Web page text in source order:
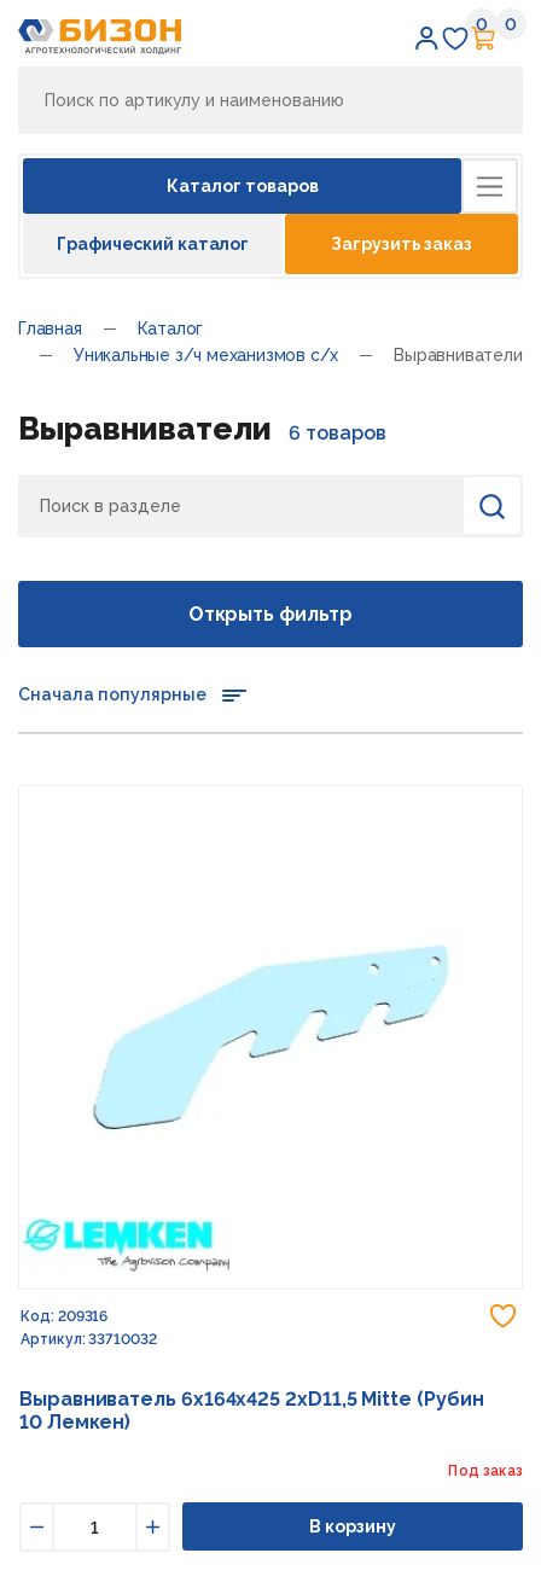
0 0
Каталог товаров
Графический каталог Загрузить заказ
Главная
Каталог
Уникальные з/ч механизмов с/х
Выравниватели
Выравниватели 6 товаров
Найти
Открыть фильтр
Сначала популярные
Код: 209316
Артикул: 33710032
Выравниватель 6x164x425 2xD11,5 Mitte (Рубин
10 Лемкен)
Под заказ
Увеличить
В корзину